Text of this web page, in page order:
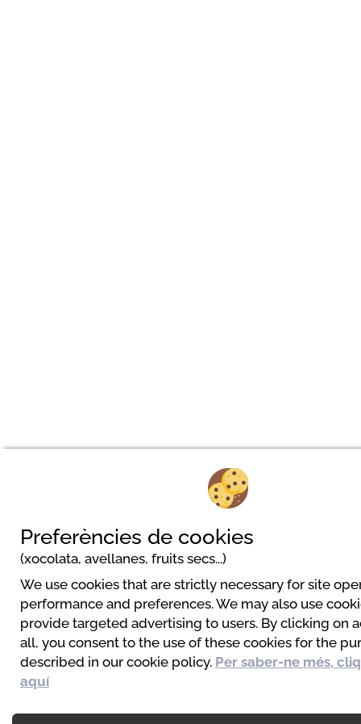
Preferències de cookies
(xocolata, avellanes, fruits secs...)
We use cookies that are strictly necessary for site
performance and preferences. We may also use
provide targeted advertising to users. By clicking on
all, you consent to the use of these cookies for the
described in our cookie policy. Per saber-ne més,
aquí